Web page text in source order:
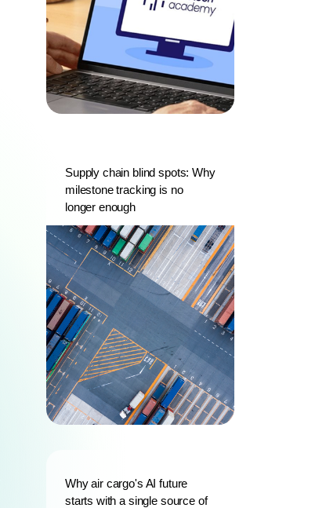
Supply chain blind spots: Why
milestone tracking is no
longer enough
Why air cargo's AI future
starts with a single source of